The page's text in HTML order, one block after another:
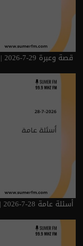
قصة وعبرة 29-7-2026 | 2026
أسئلة عامة 28-7-2026 | 2026